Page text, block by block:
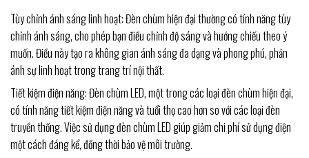
Tùy chỉnh ánh sáng linh hoạt: Đèn chùm hiện đại thường có tính năng tùy
chỉnh ánh sáng, cho phép bạn điều chỉnh độ sáng và hướng chiếu theo ý
muốn. Điều này tạo ra không gian ánh sáng đa dạng và phong phú, phản
ánh sự linh hoạt trong trang trí nội thất.
Tiết kiệm điện năng: Đèn chùm LED, một trong các loại đèn chùm hiện đại,
có tính năng tiết kiệm điện năng và tuổi thọ cao hơn so với các loại đèn
truyền thống. Việc sử dụng đèn chùm LED giúp giảm chi phí sử dụng điện
một cách đáng kể, đồng thời bảo vệ môi trường.